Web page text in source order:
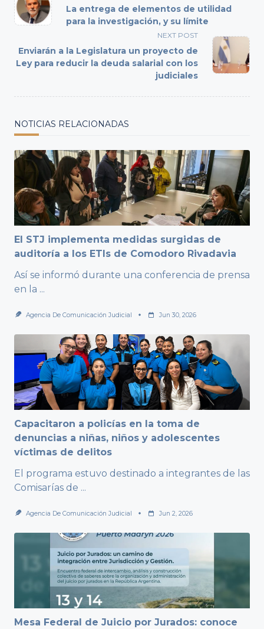
class="nav-
subtitle
reader-
text">Page</span>
La entrega de elementos de utilidad
para la investigación, y su límite
NEXT POST
Enviarán a la Legislatura un proyecto de
Ley para reducir la deuda salarial con los
judiciales
NOTICIAS RELACIONADAS
El STJ implementa medidas surgidas de
auditoría a los ETIs de Comodoro Rivadavia
Así se informó durante una conferencia de prensa
en la ...
Agencia De Comunicación Judicial Jun 30, 2026
Capacitaron a policías en la toma de
denuncias a niñas, niños y adolescentes
víctimas de delitos
El programa estuvo destinado a integrantes de las
Comisarías de ...
Agencia De Comunicación Judicial Jun 2, 2026
Mesa Federal de Juicio por Jurados: conoce